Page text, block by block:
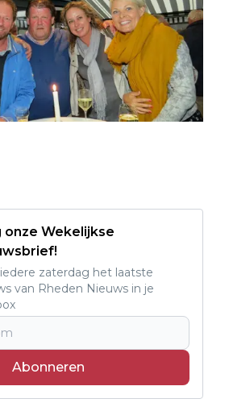
onze Wekelijkse
zaterdag het laatste
van Rheden Nieuws in je
Abonneren